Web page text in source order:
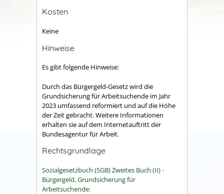
Kosten
Keine
Hinweise
Es gibt folgende Hinweise:
Durch das Bürgergeld-Gesetz wird die
Grundsicherung für Arbeitsuchende im Jahr
2023 umfassend reformiert und auf die Höhe
der Zeit gebracht. Weitere Informationen
erhalten sie auf dem Internetauftritt der
Bundesagentur für Arbeit.
Rechtsgrundlage
Sozialgesetzbuch (SGB) Zweites Buch (II) -
Bürgergeld, Grundsicherung für
Arbeitsuchende: